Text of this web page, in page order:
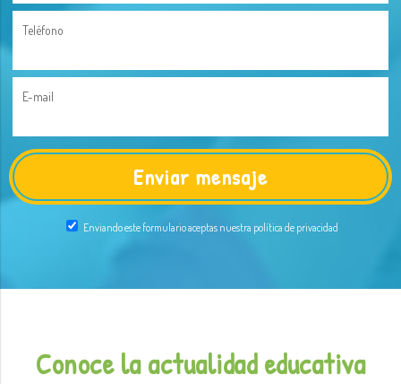
Teléfono
E-mail
Enviando este formulario aceptas nuestra política de privacidad
Conoce la actualidad educativa